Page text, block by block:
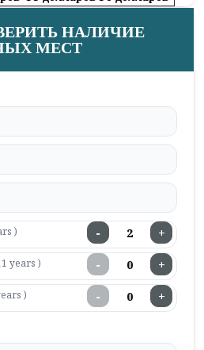
НАЛИЧИЕ
МЕСТ
) − +
years ) − +
) − +